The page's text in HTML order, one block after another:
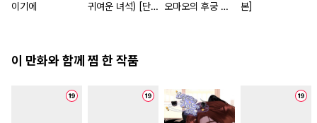
이기에
귀여운 녀석) [단
오마오의 후궁 수
본]
이 만화와 함께 찜 한 작품